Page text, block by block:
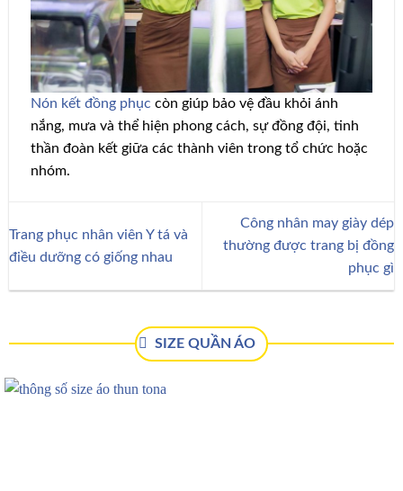
Nón kết đồng phục còn giúp bảo vệ đầu khỏi ánh
nắng, mưa và thể hiện phong cách, sự đồng đội, tinh
thần đoàn kết giữa các thành viên trong tổ chức hoặc
nhóm.
Trang phục nhân viên Y tá và
điều dưỡng có giống nhau
Công nhân may giày dép
thường được trang bị đồng
phục gì
SIZE QUẦN ÁO